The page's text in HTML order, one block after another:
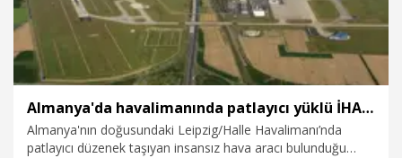
Almanya'da havalimanında patlayıcı yüklü İHA bulundu
Almanya'nın doğusundaki Leipzig/Halle Havalimanı’nda
patlayıcı düzenek taşıyan insansız hava aracı bulunduğu